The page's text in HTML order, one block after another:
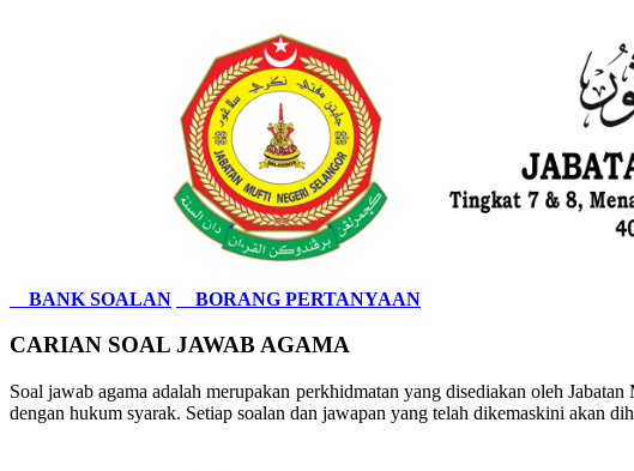
BANK SOALAN BORANG PERTANYAAN
CARIAN SOAL JAWAB AGAMA
Soal jawab agama adalah merupakan perkhidmatan yang disediakan oleh
dengan hukum syarak. Setiap soalan dan jawapan yang telah dikemaskini akan